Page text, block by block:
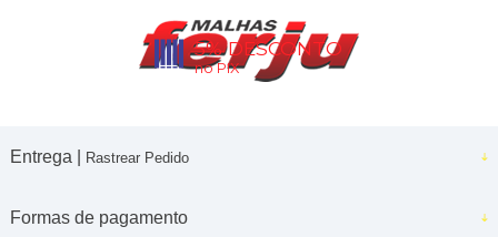
5% DESCONTO
no PIX
Entrega | Rastrear Pedido
Formas de pagamento